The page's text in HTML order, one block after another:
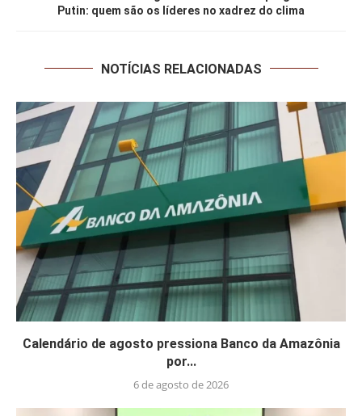
Putin: quem são os líderes no xadrez do clima
NOTÍCIAS RELACIONADAS
Calendário de agosto pressiona Banco da Amazônia
por...
6 de agosto de 2026